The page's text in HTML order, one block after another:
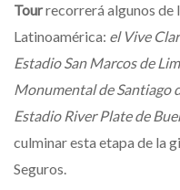
Tourrecorrerá algunos de
Latinoamérica: el Vive
Estadio San Marcos de
Monumental de Santiago
Estadio River Plate de
culminar esta etapa de la
Seguros.